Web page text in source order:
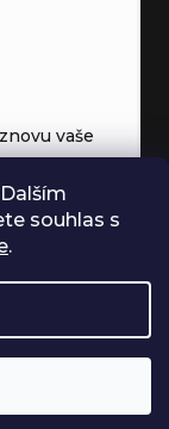
souhlas s
.
vaše
vyhrazena.Upravit